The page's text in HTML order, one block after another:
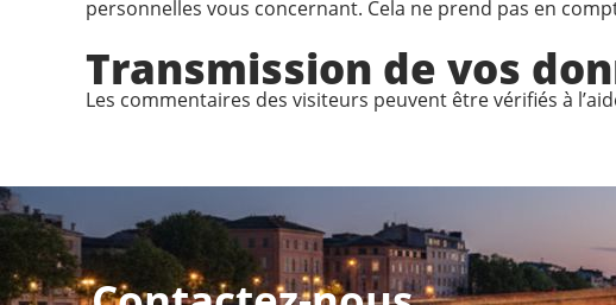
personnelles vous concernant. Cela ne prend pas en
Transmission de vos
Les commentaires des visiteurs peuvent être vérifiés à